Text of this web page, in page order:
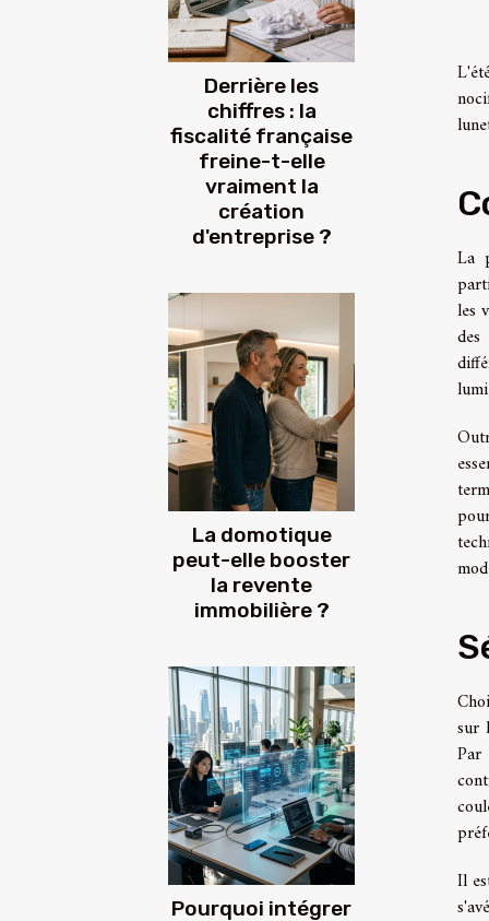
Derrière les
chiffres : la
fiscalité française
freine-t-elle
vraiment la
création
d'entreprise ?
La domotique
peut-elle booster
la revente
immobilière ?
Pourquoi intégrer
La
les
sur
Il